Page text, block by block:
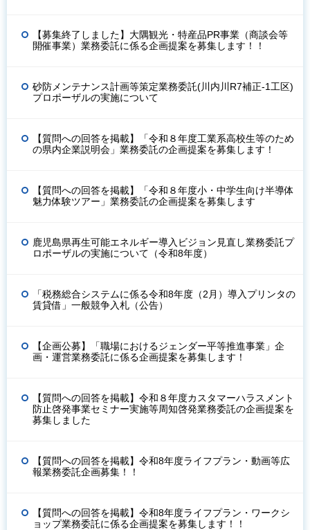
【募集終了しました】大隅観光・特産品PR事業（商談会等
開催事業）業務委託に係る企画提案を募集します！！
砂防メンテナンス計画等策定業務委託(川内川R7補正-1工区)
プロポーザルの実施について
【質問への回答を掲載】「令和８年度工業系高校生等のため
の県内企業説明会」業務委託の企画提案を募集します！
【質問への回答を掲載】「令和８年度小・中学生向け半導体
魅力体験ツアー」業務委託の企画提案を募集します
鹿児島県再生可能エネルギー導入ビジョン見直し業務委託プ
ロポーザルの実施について（令和8年度）
「税務総合システムに係る令和8年度（2月）導入プリンタの
賃貸借」一般競争入札（公告）
【企画公募】「職場におけるジェンダー平等推進事業」企
画・運営業務委託に係る企画提案を募集します！
【質問への回答を掲載】令和８年度カスタマーハラスメント
防止啓発事業セミナー実施等周知啓発業務委託の企画提案を
募集しました
【質問への回答を掲載】令和8年度ライフプラン・動画等広
報業務委託企画募集！！
【質問への回答を掲載】令和8年度ライフプラン・ワークシ
ョップ業務委託に係る企画提案を募集します！！